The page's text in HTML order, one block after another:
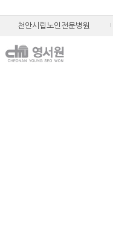
천안시립노인전문병원